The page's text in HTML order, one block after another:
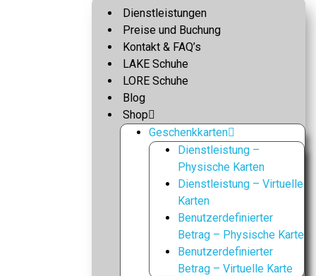
Dienstleistungen
Preise und Buchung
Kontakt & FAQ’s
LAKE Schuhe
LORE Schuhe
Blog
Shop
Geschenkkarten
Dienstleistung –
Physische Karten
Dienstleistung – Virtuelle
Karten
Benutzerdefinierter
Betrag – Physische Karte
Benutzerdefinierter
Betrag – Virtuelle Karte